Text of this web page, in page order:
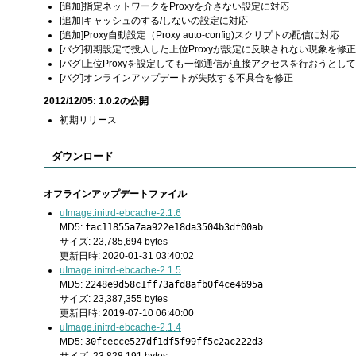
[追加]指定ネットワークをProxyを介さない設定に対応
[追加]キャッシュのする/しないの設定に対応
[追加]Proxy自動設定（Proxy auto-config)スクリプトの配信に対応
[バグ]初期設定で投入した上位Proxyが設定に反映されない現象を修正
[バグ]上位Proxyを設定しても一部通信が直接アクセスを行おうとし
[バグ]オンラインアップデートが失敗する不具合を修正
2012/12/05: 1.0.2の公開
初期リリース
ダウンロード
オフラインアップデートファイル
uImage.initrd-ebcache-2.1.6
MD5: fac11855a7aa922e18da3504b3df00ab
サイズ: 23,785,694 bytes
更新日時: 2020-01-31 03:40:02
uImage.initrd-ebcache-2.1.5
MD5: 2248e9d58c1ff73afd8afb0f4ce4695a
サイズ: 23,387,355 bytes
更新日時: 2019-07-10 06:40:00
uImage.initrd-ebcache-2.1.4
MD5: 30fcecce527df1df5f99ff5c2ac222d3